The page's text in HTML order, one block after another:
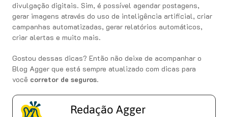
divulgação digitais. Sim, é possível agendar postagens,
gerar imagens através do uso de inteligência artificial, criar
campanhas automatizadas, gerar relatórios automáticos,
criar alertas e muito mais.
Gostou dessas dicas? Então não deixe de acompanhar o
Blog Agger que está sempre atualizado com dicas para
você corretor de seguros.
Redação Agger